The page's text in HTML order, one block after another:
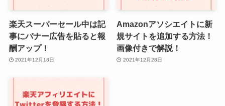
楽天スーパーセール中は記
事にバナー広告を貼ると報
酬アップ！
2021年12月18日
Amazonアソシエイトに新
規サイトを追加する方法！
画像付きで解説！
2021年12月28日